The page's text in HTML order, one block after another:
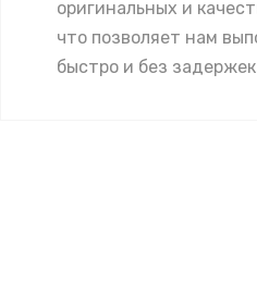
оригинальных и
что позволяет нам
быстро и без